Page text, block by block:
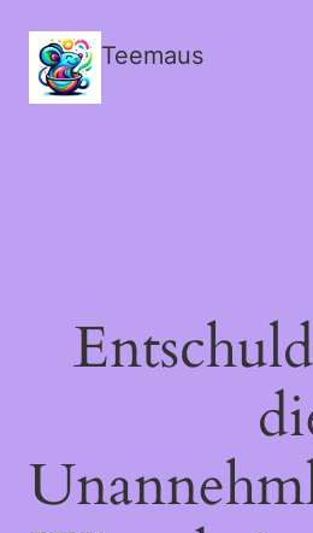
Teemaus